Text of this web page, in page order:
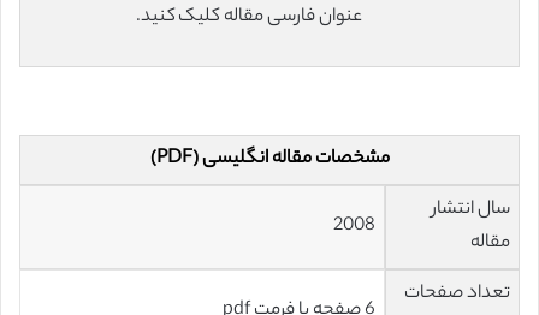
عنوان فارسی مقاله کلیک کنید.
مشخصات مقاله انگلیسی (PDF)
سال انتشار
مقاله
2008
تعداد صفحات